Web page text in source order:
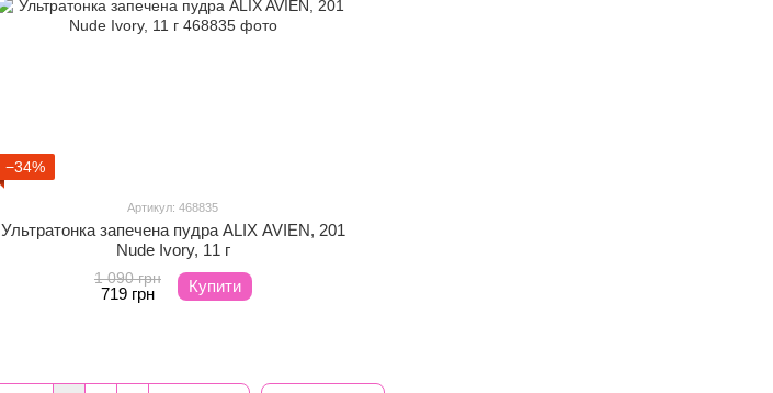
−34%
Артикул: 468835
Ультратонка запечена пудра ALIX AVIEN, 201
Nude Ivory, 11 г
1 090 грн
719 грн Купити